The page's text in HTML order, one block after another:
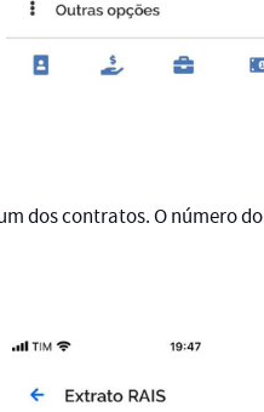
dos contratos. O número do